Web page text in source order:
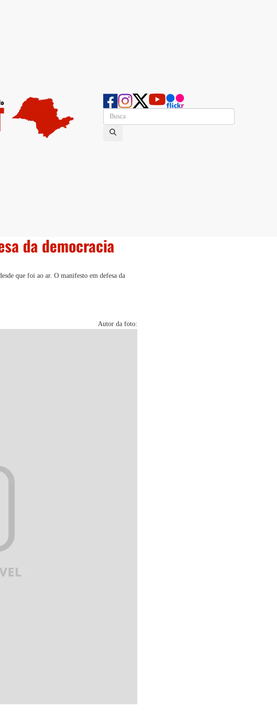
da democracia
que foi ao ar. O manifesto em defesa da
Autor da foto: